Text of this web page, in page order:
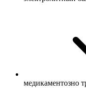
медикаментозно